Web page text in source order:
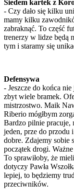
Siedem kartek z
- Czy dało się kilku
mamy kilku
zabraknąć. To część
trenerzy w lidze będą
tym i staramy się
Defensywa
- Jeszcze do końca
zbyt wiele bramek.
mistrzostwo. Maik
Riberio mógłbym
Bardzo pilnie pracuje,
jeden, prze do przodu
dobre. Zdajemy sobie
początek drogi.
To sprawiłoby, że
dotyczy Pawła
lepiej, to będziemy
przeciwników.